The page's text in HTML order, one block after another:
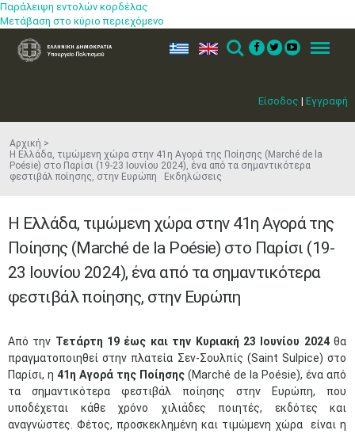
Παράλειψη εντολών κορδέλας
Μετάβαση στο κύριο περιεχόμενο
Είσοδος | Εγγραφή
ελ en Search Menu
Αρχική
Η Ελλάδα, τιμώμενη χώρα στην 41η Αγορά της Ποίησης (Marché de la
Poésie) στο Παρίσι (19-23 Ιουνίου 2024), ένα από τα σημαντικότερα
φεστιβάλ ποίησης, στην Ευρώπη Εκδηλώσεις
Η Ελλάδα, τιμώμενη χώρα στην 41η Αγορά της
Ποίησης (Marché de la Poésie) στο Παρίσι (19-
23 Ιουνίου 2024), ένα από τα σημαντικότερα
φεστιβάλ ποίησης, στην Ευρώπη
​Από την Τετάρτη 19 έως και την Κυριακή 23 Ιουνίου 2024 θα
πραγματοποιηθεί στην πλατεία Σεν-Σουλπίς (Saint Sulpice) στο
Παρίσι, η 41η Αγορά της Ποίησης (Marché de la Poésie), ένα από
τα σημαντικότερα φεστιβάλ ποίησης στην Ευρώπη, που
υποδέχεται κάθε χρόνο χιλιάδες ποιητές, εκδότες και
αναγνώστες. Φέτος, προσκεκλημένη και τιμώμενη χώρα είναι η